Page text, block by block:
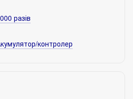
разів
контролер